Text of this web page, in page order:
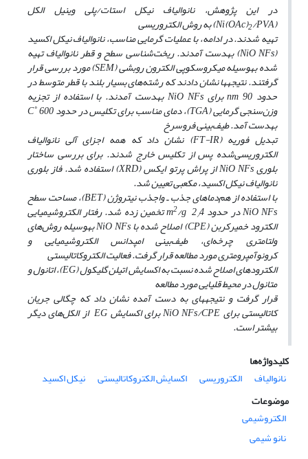
در این پژوهش، نانوالیاف نیکل استات/پلی وینیل الکل
(Ni(OAc)
2/PVA) به روش الکتروریسی
تهیه شدند. در ادامه، با عملیات گرمایی مناسب، نانوالیاف نیکل اکسید
(NiO NFs) به­دست آمدند. ریخت‌شناسی سطح و قطر نانوالیاف تهیه
شده به­وسیله میکروسکوپی الکترون روبشی (SEM) مورد بررسی قرار
گرفتند. نتیجه­ها نشان دادند که رشته‌های بسیار بلند با قطر متوسط در
حدود nm 90 برای NiO NFs به­دست آمدند. با استفاده از تجزیه
وزن‌سنجی گرمایی (TGA)، دمای مناسب برای تکلیس در حدود C˚ 600
به­دست آمد. طیف‌بینی‌ فروسرخ
تبدیل فوریه (FT-IR) نشان داد که همه اجزای آلی نانوالیاف
الکتروریسی‌شده پس از تکلیس خارج شدند. برای بررسی ساختار
بلوری NiO NFs از پراش پرتو ایکس (XRD) استفاده شد. فاز بلوری
نانوالیاف نیکل اکسید، مکعبی تعیین شد.
با استفاده از هم‌دماهای جذب ـ واجذب نیتروژن (BET)، مساحت سطح
NiO NFs در حدود m 2/g 2/ 4 تخمین زده شد. رفتار الکتروشیمیایی
الکترود خمیرکربن (CPE) اصلاح شده با NiO NFs به­وسیله روش‌های
ولتامتری چرخه‌ای، طیف‌بینی امپدانس الکتروشیمیایی و
کرونوآمپرومتری مورد مطالعه قرار گرفت. فعالیت الکتروکاتالیستی
الکترودهای اصلاح شده نسبت به اکسایش اتیلن گلیکول (EG)، اتانول و
متانول در محیط قلیایی مورد مطالعه
قرار گرفت و نتیجه­های به دست آمده نشان داد که چگالی جریان
کاتالیستی برای NiO NFs/CPE برای اکسایش EG از الکل‌های دیگر
بیش­تر است.
کلیدواژه‌ها
نانوالیاف
الکتروریسی اکسایش الکتروکاتالیستی
نیکل اکسید
موضوعات
الکتروشیمی
نانو شیمی